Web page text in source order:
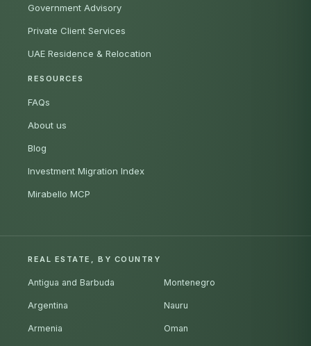
Government Advisory
Private Client Services
UAE Residence & Relocation
RESOURCES
FAQs
About us
Blog
Investment Migration Index
Mirabello MCP
REAL ESTATE, BY COUNTRY
Antigua and Barbuda
Argentina
Armenia
Montenegro
Nauru
Oman